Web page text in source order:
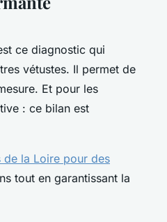
ce diagnostic qui
vétustes. Il permet de
Et pour les
: ce bilan est
de la Loire pour des
tout en garantissant la